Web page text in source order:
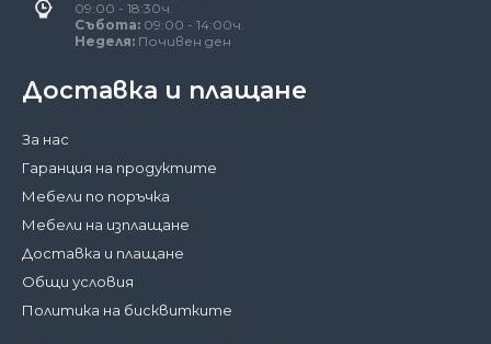
09:00 - 18:30ч.
Събота: 09:00 - 14:00ч.
Неделя: Почивен ден
Доставка и плащане
За нас
Гаранция на продуктите
Мебели по поръчка
Мебели на изплащане
Доставка и плащане
Общи условия
Политика на бисквитките